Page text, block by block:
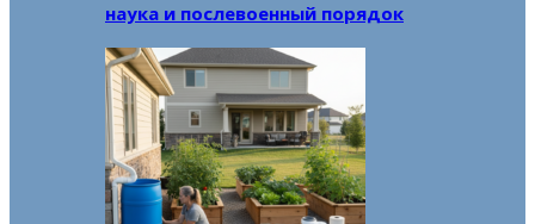
наука и послевоенный порядок